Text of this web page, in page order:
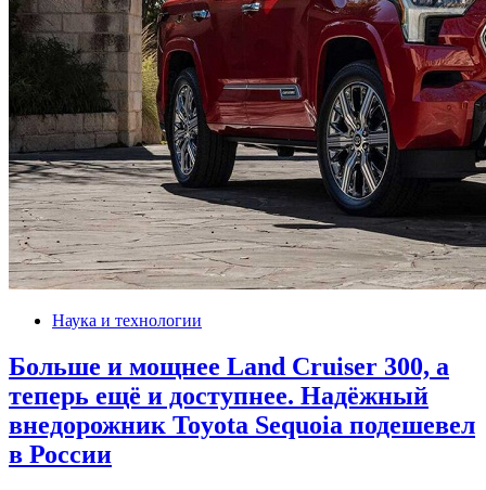
Наука и технологии
Больше и мощнее Land Cruiser 300, а
теперь ещё и доступнее. Надёжный
внедорожник Toyota Sequoia подешевел
в России